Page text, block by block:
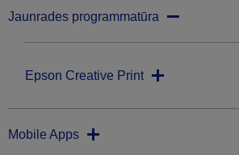
Jaunrades programmatūra
Epson Creative Print
Mobile Apps